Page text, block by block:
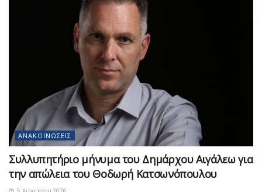
ΑΝΑΚΟΙΝΏΣΕΙΣ
Συλλυπητήριο μήνυμα του Δημάρχου Αιγάλεω για
την απώλεια του Θοδωρή Κατσωνόπουλου